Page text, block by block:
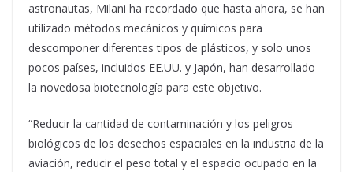
astronautas, Milani ha recordado que hasta ahora, se han
utilizado métodos mecánicos y químicos para
descomponer diferentes tipos de plásticos, y solo unos
pocos países, incluidos EE.UU. y Japón, han desarrollado
la novedosa biotecnología para este objetivo.
“Reducir la cantidad de contaminación y los peligros
biológicos de los desechos espaciales en la industria de la
aviación, reducir el peso total y el espacio ocupado en la